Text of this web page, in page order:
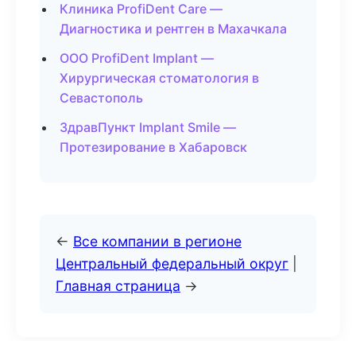
Клиника ProfiDent Care —
Диагностика и рентген в Махачкала
ООО ProfiDent Implant —
Хирургическая стоматология в
Севастополь
ЗдравПункт Implant Smile —
Протезирование в Хабаровск
← Все компании в регионе
Центральный федеральный округ
Главная страница →